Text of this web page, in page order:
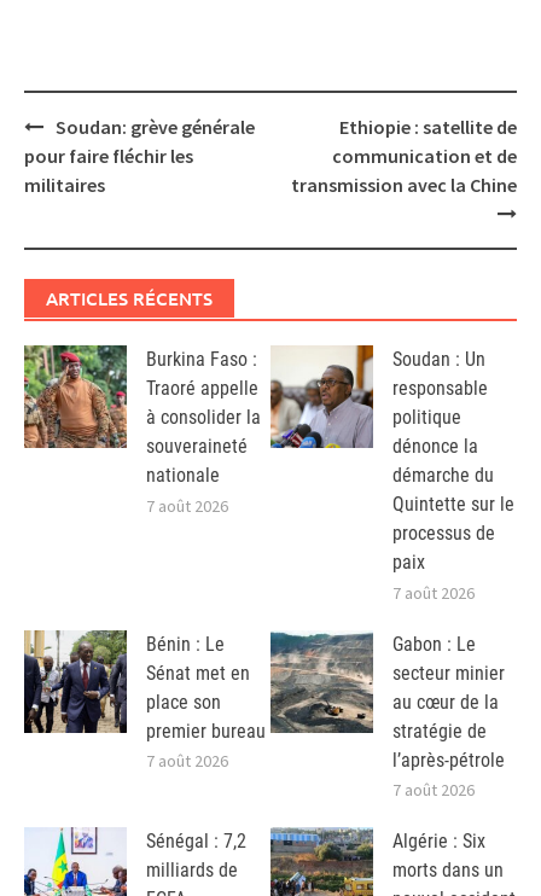
Post
navigation
Soudan: grève générale
pour faire fléchir les
militaires
Ethiopie : satellite de
communication et de
transmission avec la Chine
ARTICLES RÉCENTS
Burkina Faso :
Traoré appelle
à consolider la
souveraineté
nationale
7 août 2026
Soudan : Un
responsable
politique
dénonce la
démarche du
Quintette sur le
processus de
paix
7 août 2026
Bénin : Le
Sénat met en
place son
premier bureau
7 août 2026
Gabon : Le
secteur minier
au cœur de la
stratégie de
l’après-pétrole
7 août 2026
Sénégal : 7,2
milliards de
Algérie : Six
morts dans un